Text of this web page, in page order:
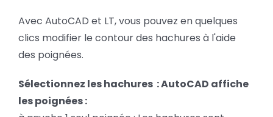
Avec AutoCAD et LT, vous pouvez en quelques
clics modifier le contour des hachures à l'aide
des poignées.
Sélectionnez les hachures :AutoCAD affiche
les poignées :